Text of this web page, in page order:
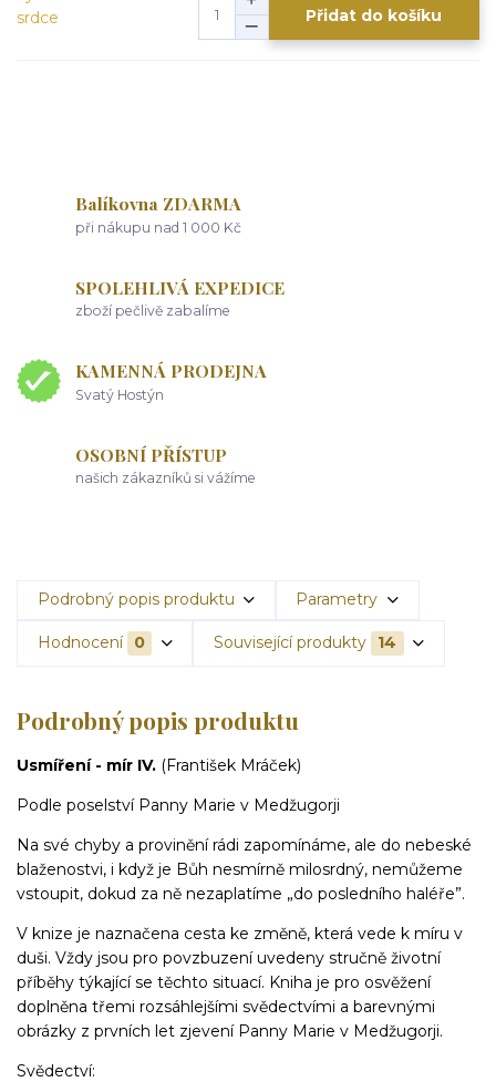
Přidat do košíku
Balíkovna ZDARMA
při nákupu nad 1 000 Kč
SPOLEHLIVÁ EXPEDICE
zboží pečlivě zabalíme
KAMENNÁ PRODEJNA
Svatý Hostýn
OSOBNÍ PŘÍSTUP
našich zákazníků si vážíme
Podrobný popis produktu Parametry
Hodnocení 0 Související produkty 14
Podrobný popis produktu
Usmíření - mír IV. (František Mráček)
Podle poselství Panny Marie v Medžugorji
Na své chyby a provinění rádi zapomínáme, ale do nebeské
blaženostvi, i když je Bůh nesmírně milosrdný, nemůžeme
vstoupit, dokud za ně nezaplatíme „do posledního haléře”.
V knize je naznačena cesta ke změně, která vede k míru v
duši. Vždy jsou pro povzbuzení uvedeny stručně životní
příběhy týkající se těchto situací. Kniha je pro osvěžení
doplněna třemi rozsáhlejšími svědectvími a barevnými
obrázky z prvních let zjevení Panny Marie v Medžugorji.
Svědectví: